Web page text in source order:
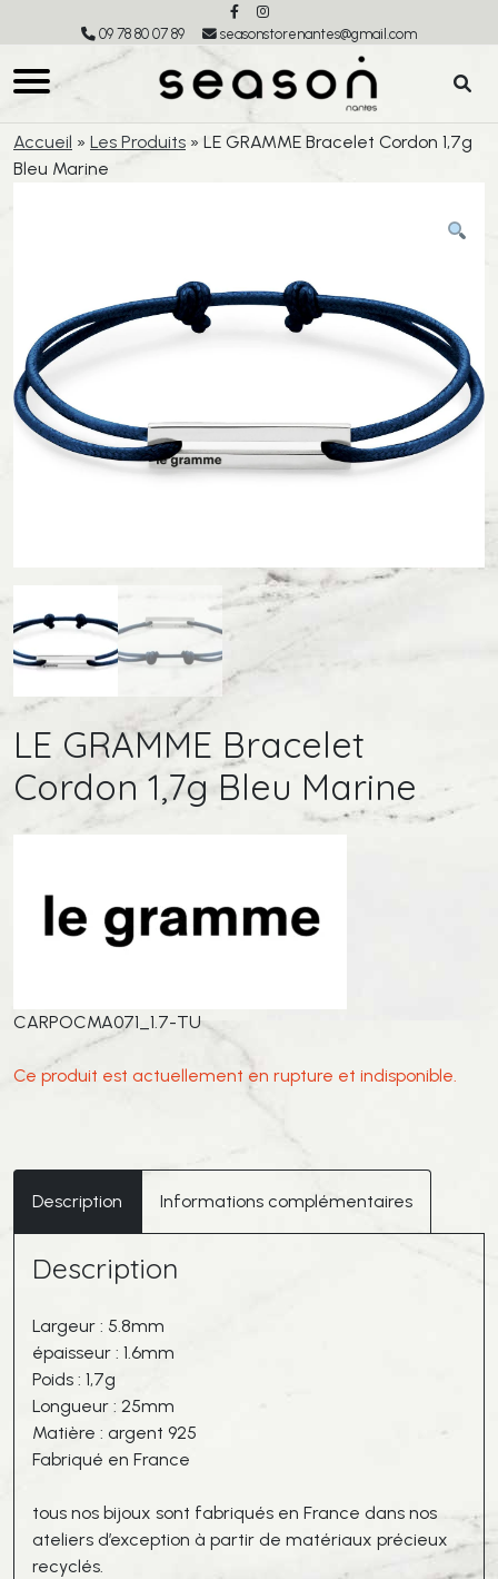
09 78 80 07 89 seasonstorenantes@gmail.com
Accueil » Les Produits » LE GRAMME Bracelet Cordon 1,7g
Bleu Marine
LE GRAMME Bracelet
Cordon 1,7g Bleu Marine
CARPOCMA071_1.7-TU
Ce produit est actuellement en rupture et indisponible.
Description Informations complémentaires
Description
Largeur : 5.8mm
épaisseur : 1.6mm
Poids : 1,7g
Longueur : 25mm
Matière : argent 925
Fabriqué en France
tous nos bijoux sont fabriqués en France dans nos
ateliers d’exception à partir de matériaux précieux
recyclés.